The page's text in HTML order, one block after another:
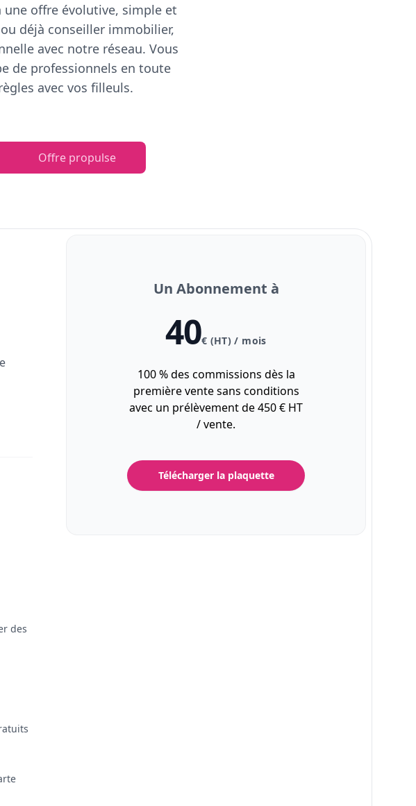
offre évolutive, simple et
déjà conseiller immobilier,
avec notre réseau. Vous
de professionnels en toute
avec vos filleuls.
Offre propulse
des
Un Abonnement à
40€ (HT) / mois
100 % des commissions dès la
première vente sans conditions
avec un prélèvement de 450 € HT
/ vente.
Télécharger la plaquette